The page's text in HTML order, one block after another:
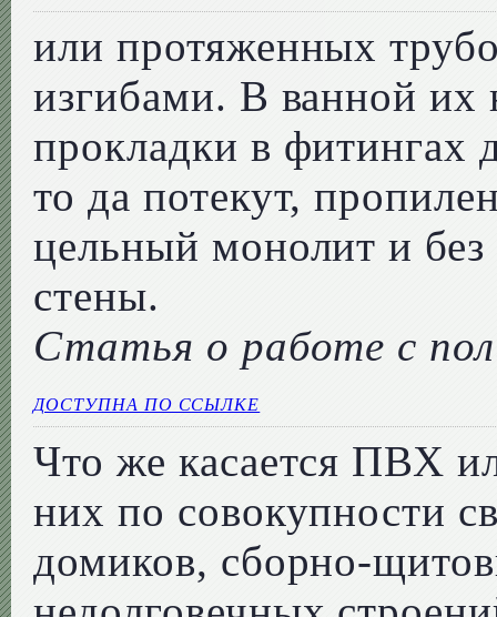
или протяженных
изгибами. В ванной их
прокладки в фитингах
то да потекут,
цельный монолит и без
стены.
Статья о работе с
ДОСТУПНА ПО ССЫЛКЕ
Что же касается ПВХ
них по совокупности
домиков, сборно-